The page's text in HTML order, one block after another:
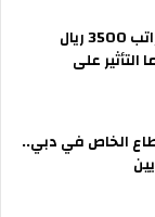
عقد عمل في السعودية براتب 3500 ريال
على
الخاص في دبي..